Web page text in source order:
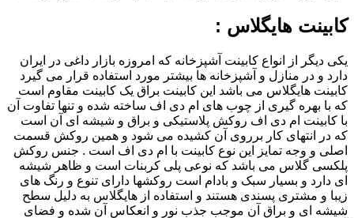
کابینت هایگلاس :
یکی دیگر از انواع کابینت آشپزخانه که امروزه بازار داغی در ایران
دارد و در منازل و آشپزخانه ها بیشتر مورد استفاده قرار می گیرد
کابینت هایگلاس می باشد این کابینت براق یک کابینت مقاوم است
که با بهره گیری از چوب های ام دی اف ساخته شده و تنها تفاوت آن
با کابینت ام دی اف روکش پلاستیکی و براق و شیشه ای آن است
که در انتهای کار برروی آن کشیده می شود و همین روکش قسمت
اصلی و وجه تمایز این نوع کابینت با ام دی اف است . جنس روکش
پلکسی گلاس می باشد که نوعی پلی کربنات است و ظاهر شیشه
ای دارد و بسیار سبک و بادام است روکشها دارای تنوع و رنگ های
زیبا و مشتری پسندی هستند و استفاده از هایگلاس به دلیل سطح
شیشه ای و براق آن موجب جذب نور و انعکاس آن شده و فضای